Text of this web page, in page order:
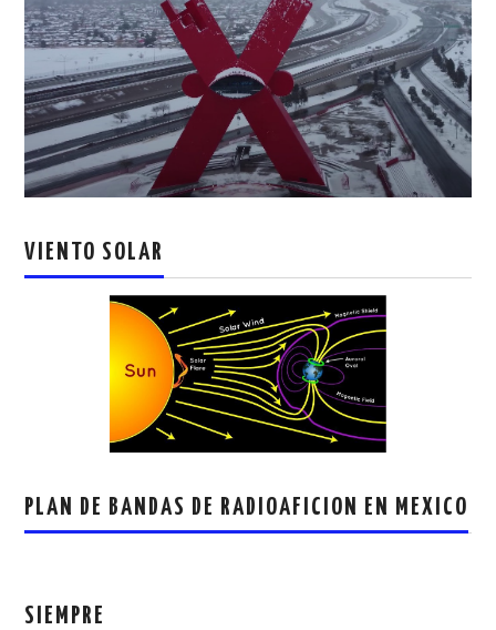
VIENTO SOLAR
PLAN DE BANDAS DE RADIOAFICION EN MEXICO
SIEMPRE